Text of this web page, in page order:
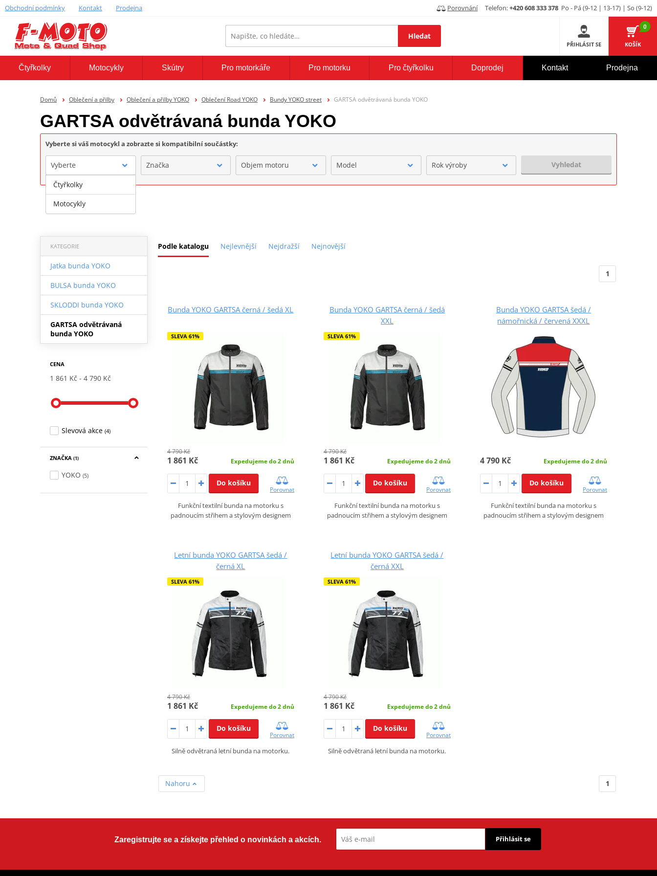
Obchodní podmínky Kontakt Prodejna Porovnání Telefon:+420 608 333 378 Po - Pá (9-12 | 13-17) | So (9-12)
Hledat
PŘIHLÁSIT SE
0
KOŠÍK
Čtyřkolky Motocykly Skútry Pro motorkáře Pro motorku Pro čtyřkolku Doprodej Kontakt Prodejna
Domů Oblečení a přilby Oblečení a přilby YOKO Oblečení Road YOKO Bundy YOKO street GARTSA odvětrávaná bunda YOKO
GARTSA odvětrávaná bunda YOKO
Vyberte si váš motocykl a zobrazte si kompatibilní součástky:
Vyberte Značka Objem motoru Model Rok výroby Vyhledat
Podle katalogu Nejlevnější Nejdražší Nejnovější
KATEGORIE
Jatka bunda YOKO
BULSA bunda YOKO
SKLODDI bunda YOKO
GARTSA odvětrávaná
bunda YOKO
CENA
1 861 Kč 4 790 Kč
Slevová akce (4)
ZNAČKA (1)
YOKO (5)
1
Bunda YOKO GARTSA černá / šedá XL
SLEVA 61%
4 790 Kč
1 861 Kč Expedujeme do 2 dnů
Do košíku
Porovnat
Funkční textilní bunda na motorku s
padnoucím střihem a stylovým designem
Bunda YOKO GARTSA černá / šedá
XXL
SLEVA 61%
4 790 Kč
1 861 Kč Expedujeme do 2 dnů
Do košíku
Porovnat
Funkční textilní bunda na motorku s
padnoucím střihem a stylovým designem
Bunda YOKO GARTSA šedá /
námořnická / červená XXXL
4 790 Kč Expedujeme do 2 dnů
Do košíku
Porovnat
Funkční textilní bunda na motorku s
padnoucím střihem a stylovým designem
Letní bunda YOKO GARTSA šedá /
černá XL
SLEVA 61%
4 790 Kč
1 861 Kč Expedujeme do 2 dnů
Do košíku
Porovnat
Silně odvětraná letní bunda na motorku.
Letní bunda YOKO GARTSA šedá /
černá XXL
SLEVA 61%
4 790 Kč
1 861 Kč Expedujeme do 2 dnů
Do košíku
Porovnat
Silně odvětraná letní bunda na motorku.
1
Nahoru
Zaregistrujte se a získejte přehled o novinkách a akcích. Přihlásit se
Čtyřkolky
Motocykly